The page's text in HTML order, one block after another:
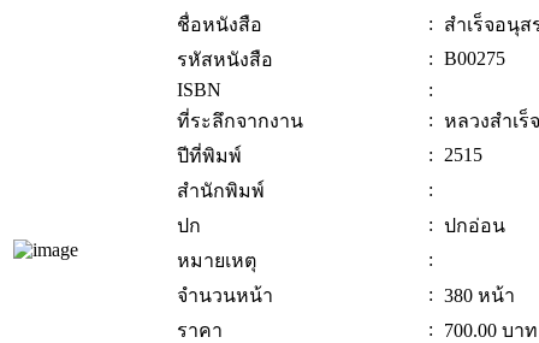
ชื่อหนังสือ :
สำเร็จอนุ
รหัสหนังสือ
: B00275
ISBN
:
ที่ระลึกจากงาน
: หลวงสำเ
ปีที่พิมพ์
: 2515
สำนักพิมพ์
:
ปก
: ปกอ่อน
หมายเหตุ
:
จำนวนหน้า
: 380 หน้า
ราคา
: 700.00 บาท